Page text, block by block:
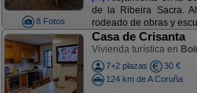
8 Fotos
de la Ribeira Sacra.
rodeado de obras y
Casa de Crisanta
Vivienda turística en
7+2 plazas
30 €
124 km de A Coruña